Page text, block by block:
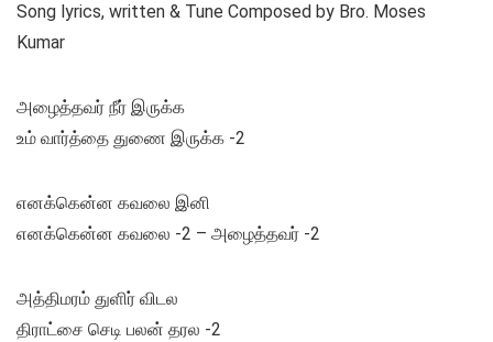
Song lyrics, written & Tune Composed by Bro. Moses
Kumar
அழைத்தவர் நீர் இருக்க
உம் வார்த்தை துணை இருக்க -2
எனக்கென்ன கவலை இனி
எனக்கென்ன கவலை -2 – அழைத்தவர் -2
அத்திமரம் துளிர் விடல
திராட்சை செடி பலன் தரல -2